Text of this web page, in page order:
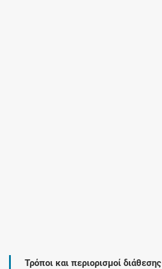
Τρόποι και περιορισμοί διάθεσης